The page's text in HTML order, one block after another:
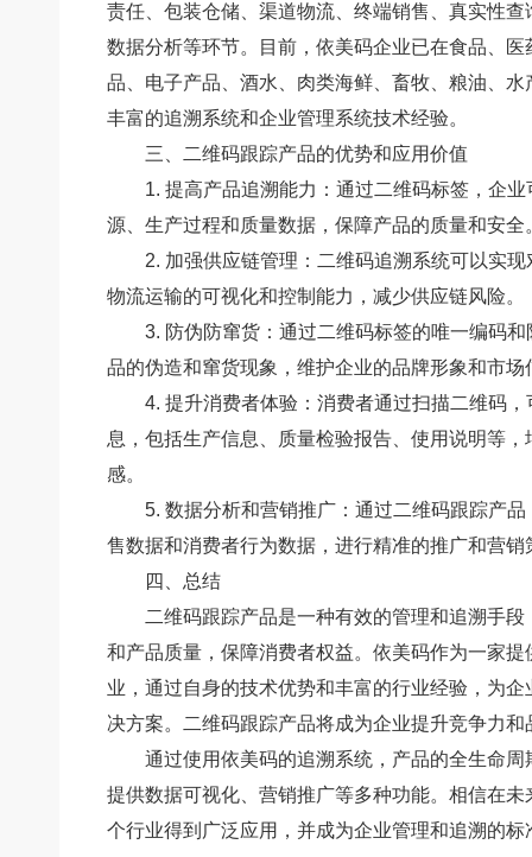
责任、包装仓储、渠道物流、终端销售、真实性
数据分析等环节。目前，依美码企业已在食品、
品、电子产品、酒水、肉类海鲜、畜牧、粮油、
丰富的追溯系统和企业管理系统技术经验。
三、二维码跟踪产品的优势和应用价值
1. 提高产品追溯能力：通过二维码标签，企
源、生产过程和质量数据，保障产品的质量和安全
2. 加强供应链管理：二维码追溯系统可以实
物流运输的可视化和控制能力，减少供应链风险。
3. 防伪防窜货：通过二维码标签的唯一编码
品的伪造和窜货现象，维护企业的品牌形象和市场
4. 提升消费者体验：消费者通过扫描二维码
息，包括生产信息、质量检验报告、使用说明等
感。
5. 数据分析和营销推广：通过二维码跟踪产
售数据和消费者行为数据，进行精准的推广和营销
四、总结
二维码跟踪产品是一种有效的管理和追溯手
和产品质量，保障消费者权益。依美码作为一家
业，通过自身的技术优势和丰富的行业经验，为
决方案。二维码跟踪产品将成为企业提升竞争力
通过使用依美码的追溯系统，产品的全生命
提供数据可视化、营销推广等多种功能。相信在
个行业得到广泛应用，并成为企业管理和追溯的标